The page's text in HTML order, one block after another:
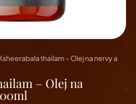
thailam – Olej na nervy a
– Olej na